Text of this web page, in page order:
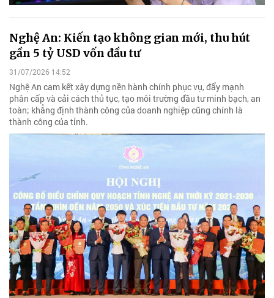
Nghệ An: Kiến tạo không gian mới, thu hút
gần 5 tỷ USD vốn đầu tư
31/07/2026 14:52
Nghệ An cam kết xây dựng nền hành chính phục vụ, đẩy mạnh
phân cấp và cải cách thủ tục, tạo môi trường đầu tư minh bạch, an
toàn; khẳng định thành công của doanh nghiệp cũng chính là
thành công của tỉnh.